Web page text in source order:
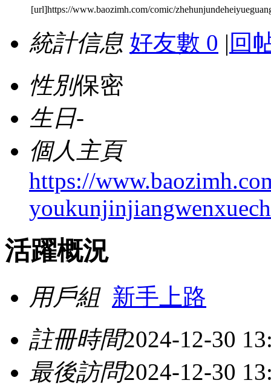
[url]https://www.baozimh.com/comic/
統計信息 好友數 0 | 回
性別保密
生日-
個人主頁
https://
活躍概況
用戶組 新手上路
註冊時間2024-12-30
最後訪問2024-12-30